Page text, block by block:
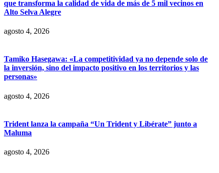
que transforma la calidad de vida de más de 5 mil vecinos en
Alto Selva Alegre
agosto 4, 2026
Tamiko Hasegawa: «La competitividad ya no depende solo de
la inversión, sino del impacto positivo en los territorios y las
personas»
agosto 4, 2026
Trident lanza la campaña “Un Trident y Libérate” junto a
Maluma
agosto 4, 2026